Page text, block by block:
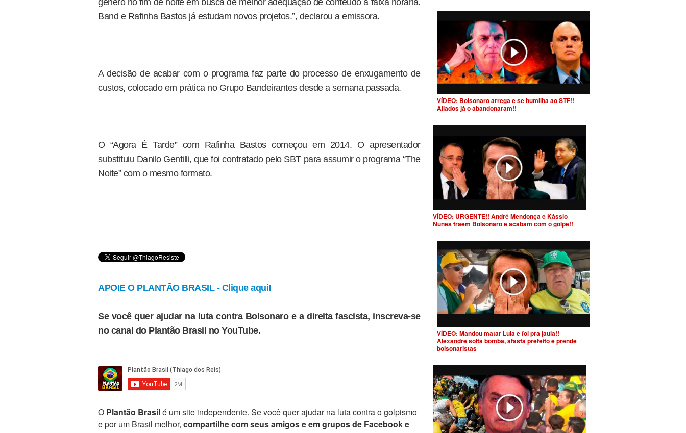
gênero no fim de noite em busca de melhor adequação de conteúdo à faixa horária.
Band e Rafinha Bastos já estudam novos projetos.”, declarou a emissora.
A decisão de acabar com o programa faz parte do processo de enxugamento de
custos, colocado em prática no Grupo Bandeirantes desde a semana passada.
O “Agora É Tarde” com Rafinha Bastos começou em 2014. O apresentador
substituiu Danilo Gentilli, que foi contratado pelo SBT para assumir o programa “The
Noite” com o mesmo formato.
APOIE O PLANTÃO BRASIL - Clique aqui!
Se você quer ajudar na luta contra Bolsonaro e a direita fascista, inscreva-se
no canal do Plantão Brasil no YouTube.
O Plantão Brasilé um site independente. Se você quer ajudar na luta contra o golpismo
e por um Brasil melhor, compartilhe com seus amigos e em grupos de Facebook e
VÍDEO: Bolsonaro arrega e se humilha ao STF!!
Aliados já o abandonaram!!
VÍDEO: URGENTE!! André Mendonça e Kássio
Nunes traem Bolsonaro e acabam com o golpe!!
VÍDEO: Mandou matar Lula e foi pra jaula!!
Alexandre solta bomba, afasta prefeito e prende
bolsonaristas